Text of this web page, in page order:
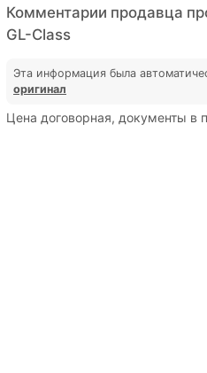
Комментарии продавца
GL-Class
Эта информация была
оригинал
Цена договорная, документы в